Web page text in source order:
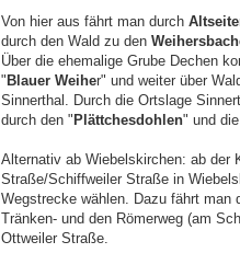
Von hier aus fährt man durch
durch den Wald zu den
Über die ehemalige Grube Dechen
" Blauer Weiher" und weiter über
Sinnerthal. Durch die Ortslage
durch den " Plättchesdohlen" und
Alternativ ab Wiebelskirchen: ab der
Straße/Schiffweiler Straße in
Wegstrecke wählen. Dazu fährt man
Tränken- und den Römerweg (am
Ottweiler Straße.